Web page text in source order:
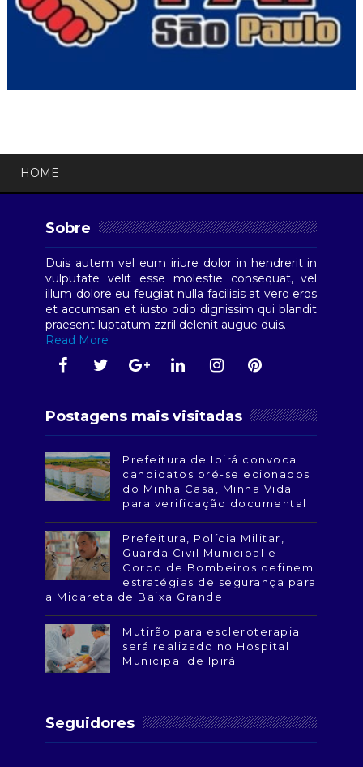
HOME
Sobre
Duis autem vel eum iriure dolor in hendrerit in
vulputate velit esse molestie consequat, vel
illum dolore eu feugiat nulla facilisis at vero eros
et accumsan et iusto odio dignissim qui blandit
praesent luptatum zzril delenit augue duis.
Read More
Postagens mais visitadas
Prefeitura de Ipirá convoca
candidatos pré-selecionados
do Minha Casa, Minha Vida
para verificação documental
Prefeitura, Polícia Militar,
Guarda Civil Municipal e
Corpo de Bombeiros definem
estratégias de segurança para
a Micareta de Baixa Grande
Mutirão para escleroterapia
será realizado no Hospital
Municipal de Ipirá
Seguidores